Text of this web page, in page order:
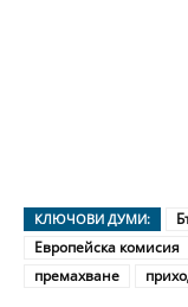
КЛЮЧОВИ ДУМИ:
Европейска комисия
премахване